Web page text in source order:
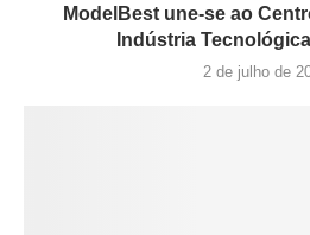
ModelBest une-se ao
Indústria
2 de julho de